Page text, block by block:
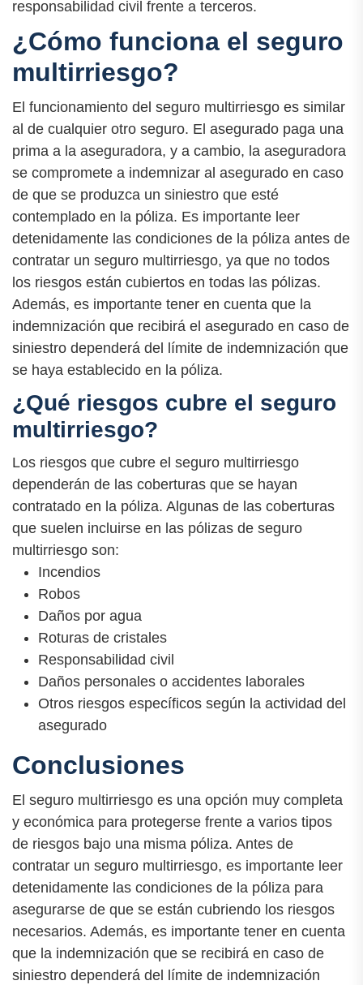
responsabilidad civil frente a terceros.
¿Cómo funciona el seguro
multirriesgo?
El funcionamiento del seguro multirriesgo es similar
al de cualquier otro seguro. El asegurado paga una
prima a la aseguradora, y a cambio, la aseguradora
se compromete a indemnizar al asegurado en caso
de que se produzca un siniestro que esté
contemplado en la póliza. Es importante leer
detenidamente las condiciones de la póliza antes de
contratar un seguro multirriesgo, ya que no todos
los riesgos están cubiertos en todas las pólizas.
Además, es importante tener en cuenta que la
indemnización que recibirá el asegurado en caso de
siniestro dependerá del límite de indemnización que
se haya establecido en la póliza.
¿Qué riesgos cubre el seguro
multirriesgo?
Los riesgos que cubre el seguro multirriesgo
dependerán de las coberturas que se hayan
contratado en la póliza. Algunas de las coberturas
que suelen incluirse en las pólizas de seguro
multirriesgo son:
Incendios
Robos
Daños por agua
Roturas de cristales
Responsabilidad civil
Daños personales o accidentes laborales
Otros riesgos específicos según la actividad del
asegurado
Conclusiones
El seguro multirriesgo es una opción muy completa
y económica para protegerse frente a varios tipos
de riesgos bajo una misma póliza. Antes de
contratar un seguro multirriesgo, es importante leer
detenidamente las condiciones de la póliza para
asegurarse de que se están cubriendo los riesgos
necesarios. Además, es importante tener en cuenta
que la indemnización que se recibirá en caso de
siniestro dependerá del límite de indemnización